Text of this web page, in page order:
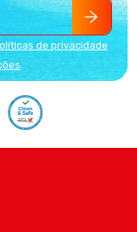
de privacidade
.